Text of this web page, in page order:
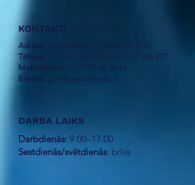
KONTAKTI
Adrese : Skolas iela 27-3, Rīga, LV-1010
Tālrunis
+371 67 286 396
+371 67 286 277
Mob. tālrunis:
+371 29 46 34 24
E-pasts:
grm@gramatvedis.lv
DARBA LAIKS
Darbdienās: 9.00–17.00
Sestdienās/svētdienās: brīvs